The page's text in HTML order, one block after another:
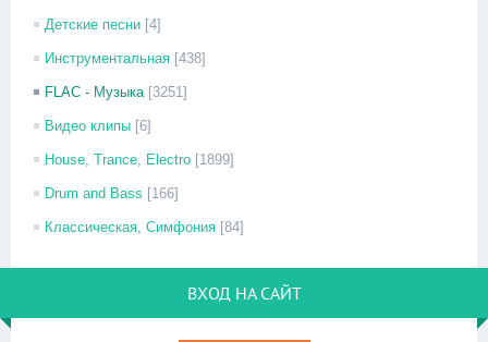
Детские песни [4]
Инструментальная [438]
FLAC - Музыка [3251]
Видео клипы [6]
House, Trance, Electro [1899]
Drum and Bass [166]
Классическая, Симфония [84]
ВХОД НА САЙТ